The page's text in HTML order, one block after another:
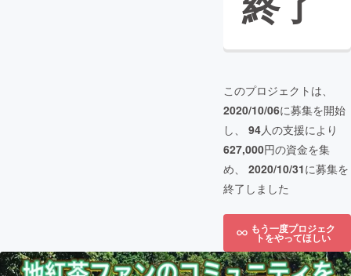
このプロジェクトは、
2020/10/06に募集を開始
し、 94人の支援により
627,000円の資金を集
め、 2020/10/31に募集を
終了しました
もう一度プロジェク
トをやってほしい